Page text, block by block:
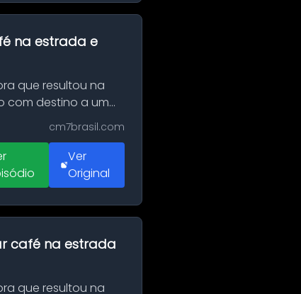
na estrada e
que resultou na
com destino a um
cm7brasil.com
Ver
Original
café na estrada
que resultou na